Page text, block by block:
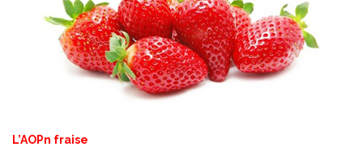
L’AOPn fraise